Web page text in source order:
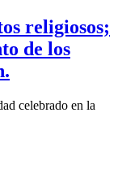
religiosos;
de los
celebrado en la